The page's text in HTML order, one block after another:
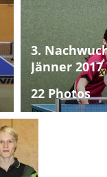
3.
Jänner 2017
22 Photos